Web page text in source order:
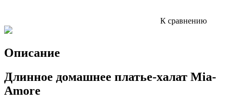
К сравнению
Описание
Длинное домашнее платье-халат Mia-
Amore